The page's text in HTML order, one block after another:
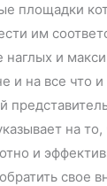
площадки
им
наглых и
на все что
на
и
свое